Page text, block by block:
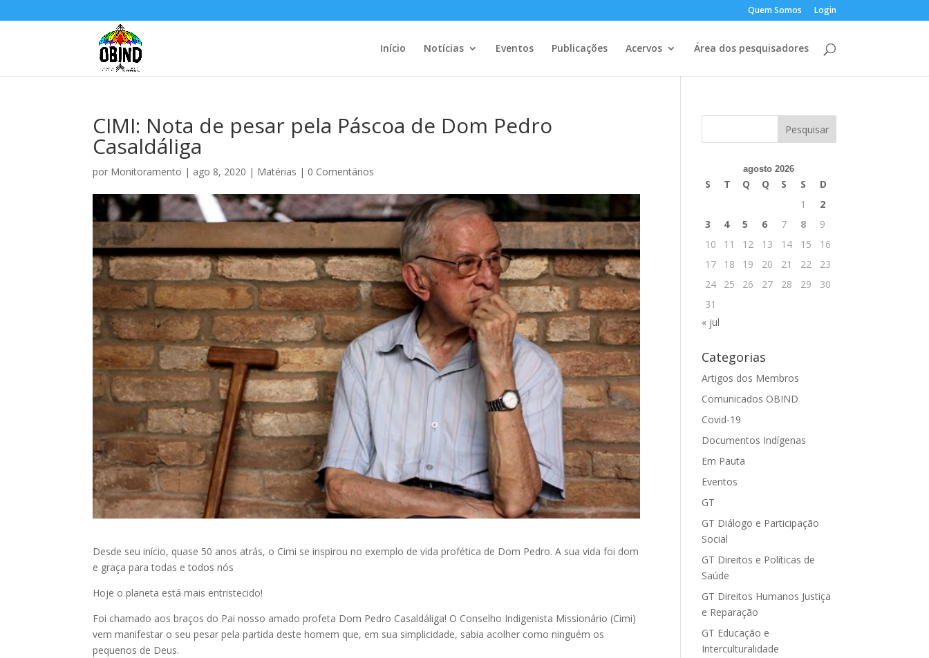
Quem Somos Login
Início Notícias Eventos Publicações Acervos Área dos pesquisadores
CIMI: Nota de pesar pela Páscoa de Dom Pedro
Casaldáliga
por Monitoramento | ago 8, 2020 | Matérias | 0 Comentários
Desde seu início, quase 50 anos atrás, o Cimi se inspirou no exemplo de vida profética de Dom Pedro. A sua vida foi dom
e graça para todas e todos nós
Hoje o planeta está mais entristecido!
Foi chamado aos braços do Pai nosso amado profeta Dom Pedro Casaldáliga! O Conselho Indigenista Missionário (Cimi)
vem manifestar o seu pesar pela partida deste homem que, em sua simplicidade, sabia acolher como ninguém os
pequenos de Deus.
agosto 2026
S T Q Q S S
D
1
2
3
4 5 6 7 8
9
10
11 12 13 14 15
16
17
18 19 20 21 22
23
24
25 26 27 28 29
30
31
« jul
Categorias
Artigos dos Membros
Comunicados OBIND
Covid-19
Documentos Indígenas
Em Pauta
Eventos
GT
GT Diálogo e Participação
Social
GT Direitos e Políticas de
Saúde
GT Direitos Humanos Justiça
e Reparação
GT Educação e
Interculturalidade